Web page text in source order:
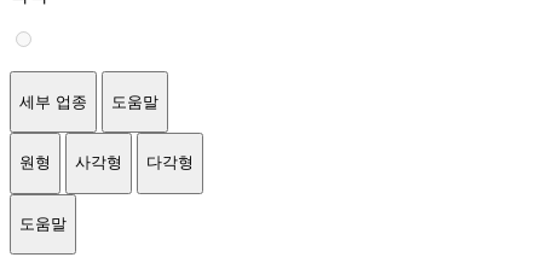
세부 업종 도움말
원형 사각형 다각형
도움말